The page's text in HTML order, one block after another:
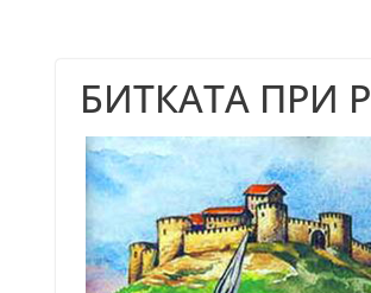
БИТКАТА ПРИ